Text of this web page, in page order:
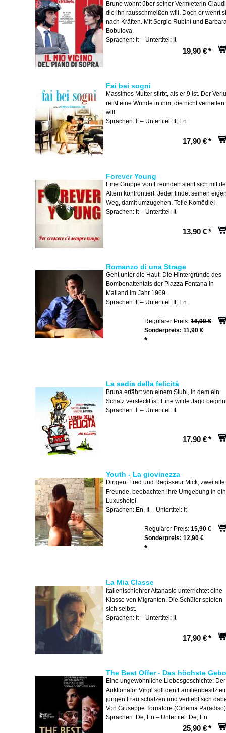
Bruno wohnt über seiner Vermieterin
die ihn rausschmeißen will. Doch er wehrt
nach Kräften. Mit Sergio Rubini und
Bobulova.
Sprachen: It – Untertitel: It
19,90 €*
Fai bei sogni
Massimos Mutter stirbt, als er 9 ist. Der
reißt eine Wunde in ihm, die nicht verheilen
will.
Sprachen: It – Untertitel: It, En
17,90 €*
Forever Young
Eine Gruppe von Freunden sieht sich mit
Altern konfrontiert. Jeder findet seinen
Weg, damit umzugehen. Tolle Komödie!
Sprachen: It – Untertitel: It
13,90 €*
Romanzo di una Strage
Geht unter die Haut: Die Hintergründe des
Bombenattentats der Piazza Fontana in
Mailand im Jahr 1969.
Sprachen: It – Untertitel: It, En
Regulärer Preis: 16,90 €
Sonderpreis: 11,90 €
*
La sedia della felicità
Bruna erfährt von einem Stuhl, in dem ein
Schatz versteckt ist. Eine wilde Jagd
Sprachen: It – Untertitel: It
17,90 €*
Youth - La giovinezza
Dirigent Fred und Regisseur Mick, zwei alte
Freunde, beobachten ihre Umgebung in
Luxushotel.
Sprachen: En, It – Untertitel: It
Regulärer Preis: 15,90 €
Sonderpreis: 12,90 €
*
La Mia Classe
Italienischlehrer Attanasio unterrichtet eine
Klasse von Migranten. Die Schüler spielen
sich selbst.
Sprachen: It – Untertitel: It
17,90 €*
The Best Offer - Das höchste
Eine ungewöhnliche Liebesgeschichte: Der
Auktionator Virgil soll den Familienbesitz
jungen Frau schätzen und verliebt sich
Von Giuseppe Tornatore (Cinema Paradiso)
Sprachen: De, En – Untertitel: De, En
25,90 €*